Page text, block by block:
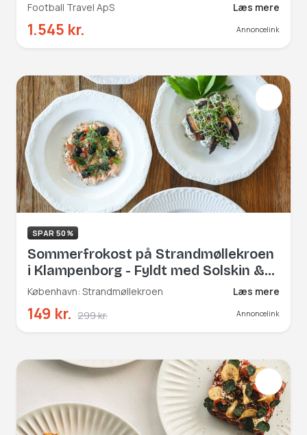
Football Travel ApS Læs mere
1.545 kr. Annoncelink
SPAR 50%
Sommerfrokost på Strandmøllekroen
i Klampenborg - Fyldt med Solskin &
Kærlighed
København: Strandmøllekroen Læs mere
149 kr. 299 kr. Annoncelink